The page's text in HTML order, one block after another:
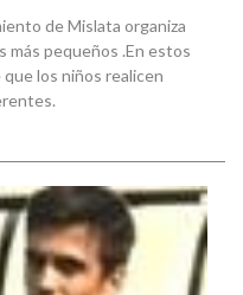
de Mislata organiza
más pequeños .En estos
los niños realicen